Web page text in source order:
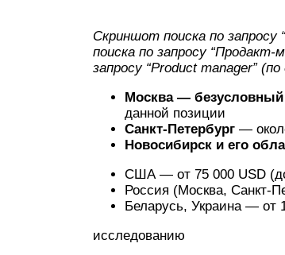
Скриншот поиска по запросу
поиска по запросу
запросу “Product manager”
Москва —
данной позиции
Санкт-Петербург —
Новосибирск и его
США — от 75 000 USD
Россия (Москва, Санкт-
Беларусь, Украина — от
исследованию